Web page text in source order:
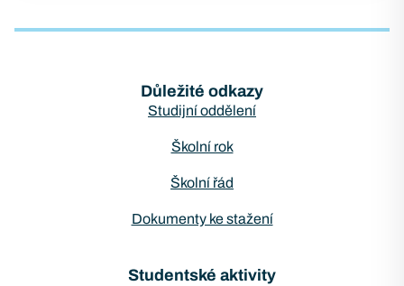
Důležité odkazy
Studijní oddělení
Školní rok
Školní řád
Dokumenty ke stažení
Studentské aktivity